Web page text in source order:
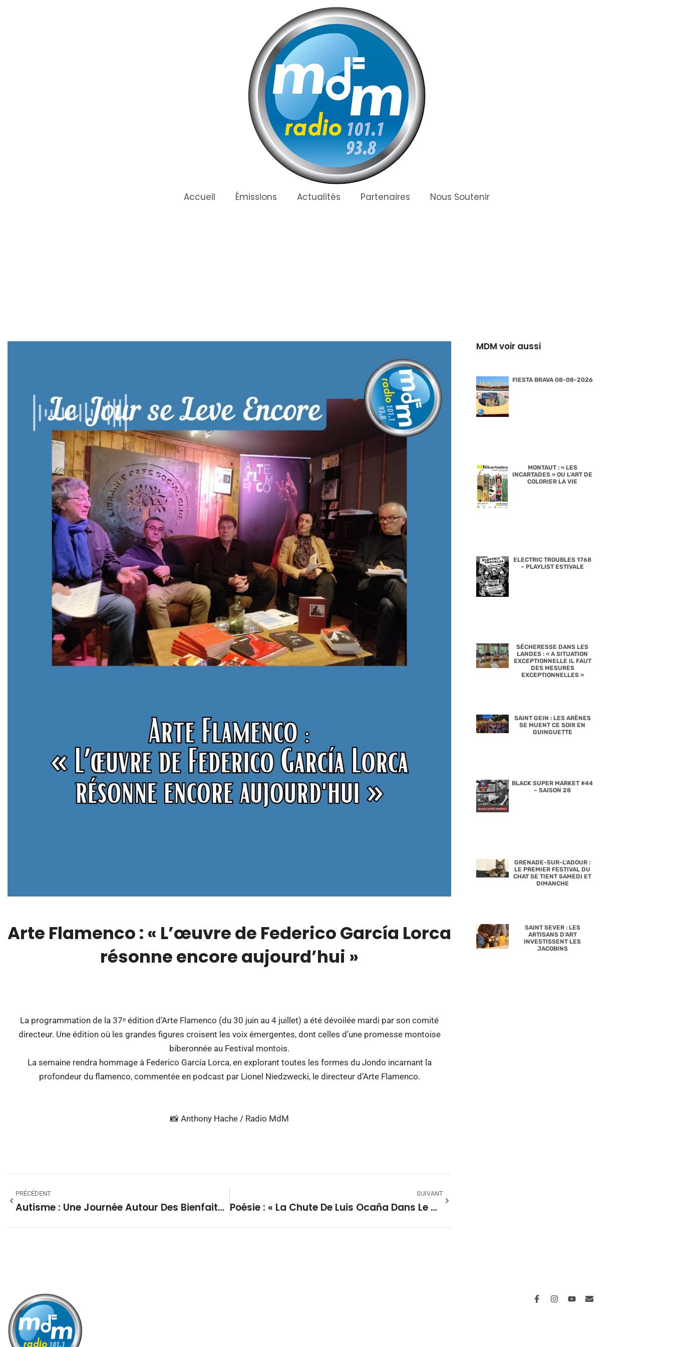
Accueil Émissions Actualités Partenaires Nous Soutenir
Arte Flamenco : « L’œuvre de Federico García Lorca
résonne encore aujourd’hui »
La programmation de la 37ᵉ édition d’Arte Flamenco (du 30 juin au 4 juillet) a été dévoilée mardi par son comité
directeur. Une édition où les grandes figures croisent les voix émergentes, dont celles d’une promesse montoise
biberonnée au Festival montois.
La semaine rendra hommage à Federico García Lorca, en explorant toutes les formes du Jondo incarnant la
profondeur du flamenco, commentée en podcast par Lionel Niedzwecki, le directeur d’Arte Flamenco.
📸 Anthony Hache / Radio MdM
PRÉCÉDENT
Autisme : Une Journée Autour Des Bienfaits Du Sport
SUIVANT
Poésie : « La Chute De Luis Ocaña Dans Le Col De Menté »
MDM voir aussi
FIESTA BRAVA 08-08-2026
MONTAUT : « LES
INCARTADES » OU L’ART DE
COLORIER LA VIE
ELECTRIC TROUBLES 1768
– PLAYLIST ESTIVALE
SÉCHERESSE DANS LES
LANDES : « A SITUATION
EXCEPTIONNELLE IL FAUT
DES MESURES
EXCEPTIONNELLES »
SAINT GEIN : LES ARÈNES
SE MUENT CE SOIR EN
GUINGUETTE
BLACK SUPER MARKET #44
– SAISON 28
GRENADE-SUR-L’ADOUR :
LE PREMIER FESTIVAL DU
CHAT SE TIENT SAMEDI ET
DIMANCHE
SAINT SEVER : LES
ARTISANS D’ART
INVESTISSENT LES
JACOBINS